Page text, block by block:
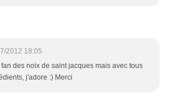
2012 18:05
des noix de saint jacques mais avec tous
j'adore :) Merci